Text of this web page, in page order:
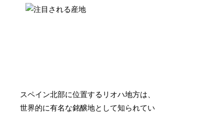
スペイン北部に位置するリオハ地方は、
世界的に有名な銘醸地として知られてい